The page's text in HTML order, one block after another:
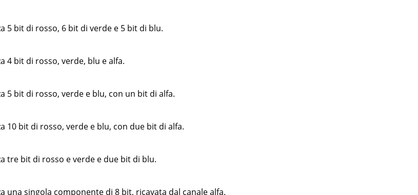
5 bit di rosso, 6 bit di verde e 5 bit di blu.
4 bit di rosso, verde, blu e alfa.
5 bit di rosso, verde e blu, con un bit di alfa.
10 bit di rosso, verde e blu, con due bit di alfa.
tre bit di rosso e verde e due bit di blu.
una singola componente di 8 bit, ricavata dal canale alfa.